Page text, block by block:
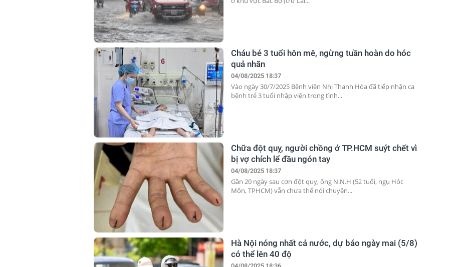
Cháu bé 3 tuổi hôn mê, ngừng tuần hoàn do hóc
quả nhãn
04/08/2025 18:37
Vào ngày 30/7/2025 Bệnh viện Nhi Thanh Hóa đã tiếp nhận ca
bệnh trẻ 3 tuổi nhập viện trong tình...
Chữa đột quỵ, người chồng ở TP.HCM suýt chết vì
bị vợ chích lể đầu ngón tay
04/08/2025 18:37
Gần 20 ngày sau cơn đột quỵ, ông N.N.H (52 tuổi, ngụ Hóc
Môn, TPHCM) vẫn chưa thể nói chuyện...
Hà Nội nóng nhất cả nước, dự báo ngày mai (5/8)
có thể lên 40 độ